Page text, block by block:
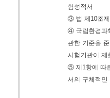
험성적서
③ 법 제10조제
④ 국립환경과
관한 기준을
시험기관이 제
⑤ 제1항에 따
서의 구체적인